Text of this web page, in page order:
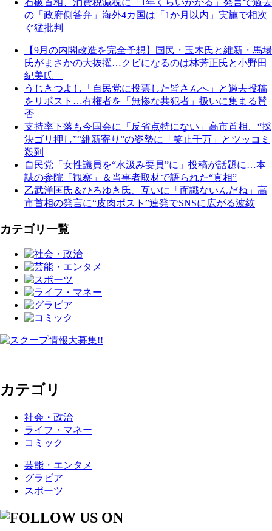
の「政府側答弁」海外4カ国は「1か月以内」実施で相次
ぐ猛批判
【9月の内閣改造を完全予想】国民・玉木氏と維新・馬場
氏がまさかの大抜擢…クビになるのは林芳正氏と小野田
紀美氏
うじきつよし「自民党に投票した皆さんへ」と過去投稿
をリポスト…有権者を「無惨な共犯者」扱いに集まる賛
否
支持率下落も今国会に「反省点特にない」高市首相、“採
決ゴリ押し”“維新寄り”の姿勢に「笑止千万」とツッコミ
殺到
自民党「女性議員を“水汲み要員”に」投稿が話題に…本
誌の参院「観察」＆当事者取材で語られた“真相”
乙武洋匡氏＆ひろゆき氏、互いに「面識ないんだね」高
市首相の発言に“皮肉ポスト”連発でSNSに広がる波紋
カテゴリ一覧
カテゴリ
社会・政治
ライフ・マネー
コミック
芸能・エンタメ
グラビア
スポーツ